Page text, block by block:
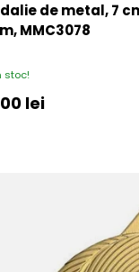
de metal, 7
MMC3078
stoc!
initial
lei